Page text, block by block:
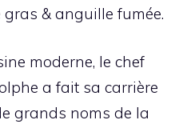
gras & anguille fumée.
moderne, le chef
a fait sa carrière
grands noms de la